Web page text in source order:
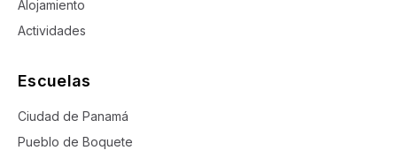
Alojamiento
Actividades
Escuelas
Ciudad de Panamá
Pueblo de Boquete